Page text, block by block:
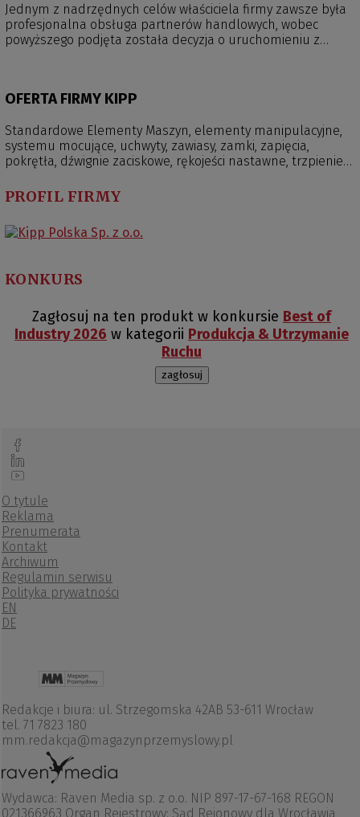
jest jednym z wiodących na świecie dostawców
znormalizowanych elementów maszyn, elementów
manipulacyjnych oraz produktów z zakresu
Jednym z nadrzędnych celów właściciela firmy zawsze była
profesjonalna obsługa partnerów handlowych, wobec
powyższego podjęta została decyzja o uruchomieniu z
jakość naszych produktów w bardziej konkurencyjnych
dzięki bezpośrednim dostawom z centrum logistycznego z
Niemiec został skrócony do 2-3 dni roboczych.
OFERTA FIRMY KIPP
Standardowe Elementy Maszyn, elementy manipulacyjne,
systemu mocujące, uchwyty, zawiasy, zamki, zapięcia,
pokrętła, dźwignie zaciskowe, rękojeści nastawne, trzpienie
dociskacze, łapy mocujące, przyrządy i uchwyty obróbkowe,
imadła, systemy paletowe.
PROFIL FIRMY
KONKURS
Zagłosuj na ten produkt w konkursie Best of
Industry 2026 w kategorii Produkcja & Utrzymanie
Ruchu
zagłosuj
O tytule
Reklama
Prenumerata
Kontakt
Archiwum
Regulamin serwisu
Polityka prywatności
EN
DE
Redakcje i biura: ul. Strzegomska 42AB 53-611 Wrocław
tel. 71 7823 180
mm.redakcja@magazynprzemyslowy.pl
Wydawca: Raven Media sp. z o.o. NIP 897-17-67-168 REGON
021366963 Organ Rejestrowy: Sąd Rejonowy dla Wrocławia